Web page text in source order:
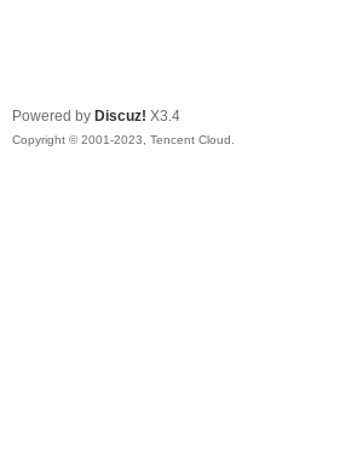
Powered by Discuz! X3.4
Copyright © 2001-2023, Tencent Cloud.